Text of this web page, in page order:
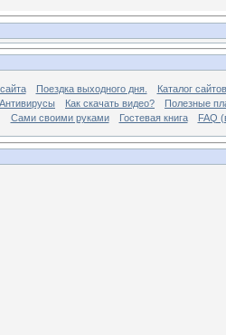
Поездка выходного дня.
Каталог сайтов
Антивирусы Как скачать видео?
Полезные
Сами своими руками
Гостевая книга FAQ